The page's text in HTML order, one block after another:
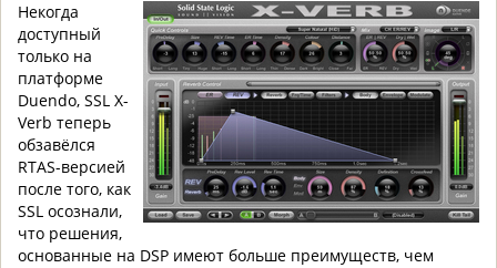
Некогда
доступный
только на
платформе
Duendo, SSL X-
Verb теперь
обзавёлся
RTAS-версией
после того, как
SSL осознали,
что решения,
основанные на DSP имеют больше преимуществ, чем